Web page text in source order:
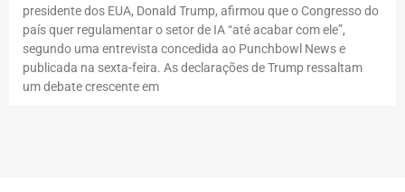
presidente dos EUA, Donald Trump, afirmou que o Congresso do
país quer regulamentar o setor de IA “até acabar com ele”,
segundo uma entrevista concedida ao Punchbowl News e
publicada na sexta-feira. As declarações de Trump ressaltam
um debate crescente em